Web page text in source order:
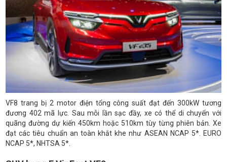
VF8 trang bị 2 motor điện tổng công suất đạt đến 300kW tương
đương 402 mã lực. Sau mỗi lần sạc đầy, xe có thể di chuyển với
quãng đường dự kiến 450km hoặc 510km tùy từng phiên bản. Xe
đạt các tiêu chuẩn an toàn khắt khe như ASEAN NCAP 5*. EURO
NCAP 5*, NHTSA 5*.